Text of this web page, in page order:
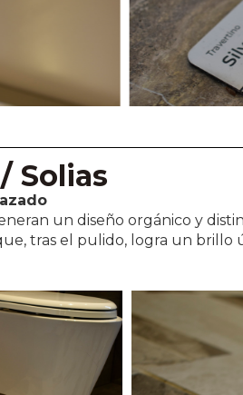
Solias
un diseño orgánico y
tras el pulido, logra un brillo